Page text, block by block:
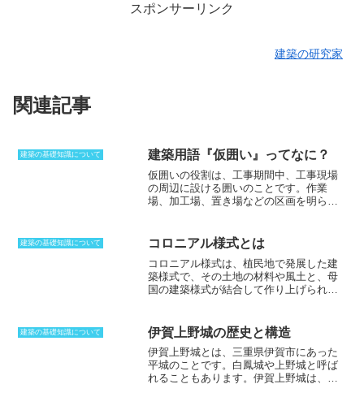
スポンサーリンク
建築の研究家
関連記事
建築の基礎知識について 建築用語『仮囲い』ってなに？
仮囲いの役割は、工事期間中、工事現場
の周辺に設ける囲いのことです。作業
場、加工場、置き場などの区画を明らか
的です。また、区画外への資材や粉塵な
どの飛散防止の役割もあります。工事現
場では騒音が発生することから、それが
外部に伝わるのを防ぐために、高さ2メー
トル以上の防護板を設けるのが一般的で
あります。市街地に設置される場合に
は、機能の他に美観や通行人に対する安
全性も考慮しなければならないので、大
規模な街の工事などでは、囲いの板に絵
やその地域の歴史などが印刷される場合
建築の基礎知識について コロニアル様式とは
コロニアル様式は、植民地で発展した建
築様式で、その土地の材料や風土と、母
国の建築様式が結合して作り上げられて
バリエーションがあります。しかし、基
本的には、木造で、板を横に貼った壁、
そして、建物正面のポーチ、大きな窓と
ベランダが特徴的です。日本でも、明治
期以降に、長崎や神戸などの外国人居留
建築の基礎知識について 伊賀上野城の歴史と構造
伊賀上野城とは、三重県伊賀市にあった
平城のことです。 白鳳城や上野城と呼ば
れることもあります。伊賀上野城は、盆